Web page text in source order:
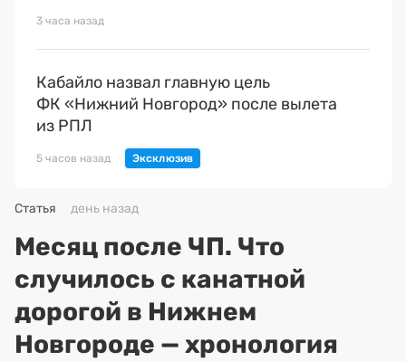
3 часа назад
Кабайло назвал главную цель
ФК «Нижний Новгород» после вылета
из РПЛ
5 часов назад
Статья день назад
Месяц после ЧП. Что
случилось с канатной
дорогой в Нижнем
Новгороде — хронология